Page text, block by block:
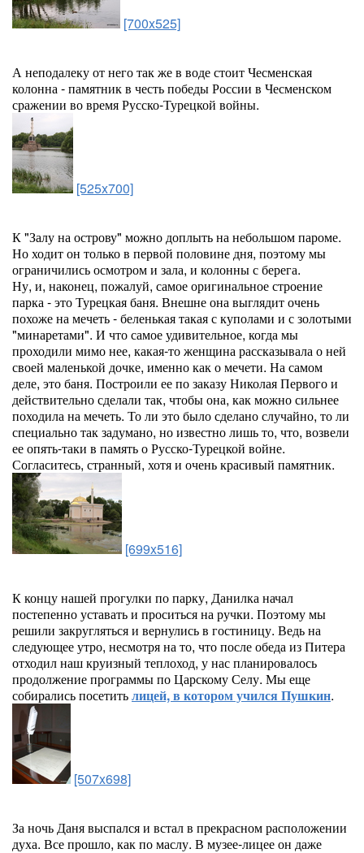
[700x525]
А неподалеку от него так же в воде стоит Чесменская
колонна - памятник в честь победы России в Чесменском
сражении во время Русско-Турецкой войны.
[525x700]
К "Залу на острову" можно доплыть на небольшом пароме.
Но ходит он только в первой половине дня, поэтому мы
ограничились осмотром и зала, и колонны с берега.
Ну, и, наконец, пожалуй, самое оригинальное строение
парка - это Турецкая баня. Внешне она выглядит очень
похоже на мечеть - беленькая такая с куполами и с золотыми
"минаретами". И что самое удивительное, когда мы
проходили мимо нее, какая-то женщина рассказывала о ней
своей маленькой дочке, именно как о мечети. На самом
деле, это баня. Построили ее по заказу Николая Первого и
действительно сделали так, чтобы она, как можно сильнее
походила на мечеть. То ли это было сделано случайно, то ли
специально так задумано, но известно лишь то, что, возвели
ее опять-таки в память о Русско-Турецкой войне.
Согласитесь, странный, хотя и очень красивый памятник.
[699x516]
К концу нашей прогулки по парку, Данилка начал
постепенно уставать и проситься на ручки. Поэтому мы
решили закругляться и вернулись в гостиницу. Ведь на
следующее утро, несмотря на то, что после обеда из Питера
отходил наш круизный теплоход, у нас планировалось
продолжение программы по Царскому Селу. Мы еще
собирались посетитьлицей, в котором учился Пушкин.
[507x698]
За ночь Даня выспался и встал в прекрасном расположении
духа. Все прошло, как по маслу. В музее-лицее он даже